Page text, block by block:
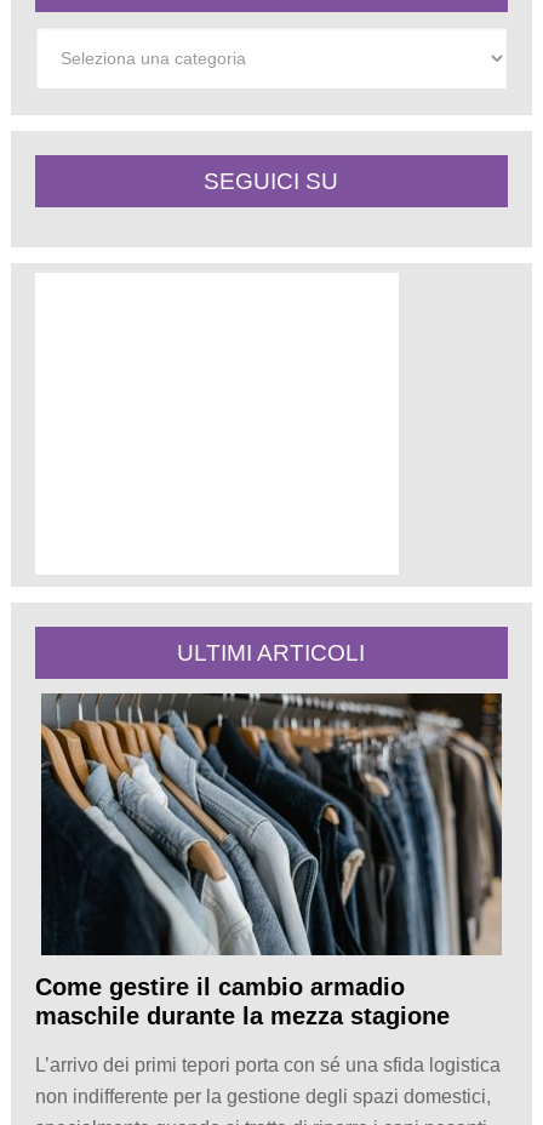
SEGUICI SU
ULTIMI ARTICOLI
Come gestire il cambio armadio
maschile durante la mezza stagione
L’arrivo dei primi tepori porta con sé una sfida logistica
non indifferente per la gestione degli spazi domestici,